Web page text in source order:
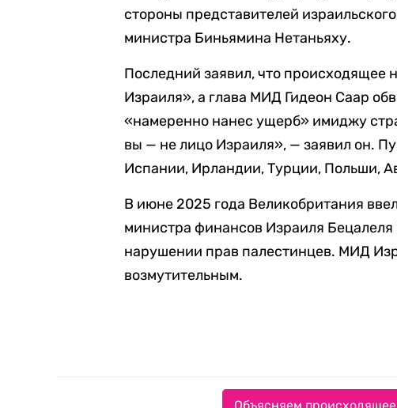
стороны представителей
министра Биньямина Нетаньяху.
Последний заявил, что происходящее
Израиля», а глава МИД Гидеон Саар
«намеренно нанес ущерб» имиджу
вы — не лицо Израиля», — заявил он.
Испании, Ирландии, Турции, Польши,
В июне 2025 года Великобритания
министра финансов Израиля
нарушении прав палестинцев. МИД
возмутительным.